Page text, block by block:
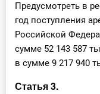
Предусмотреть в
год поступления
Российской
сумме 52 143 587
в сумме 9 217 940
Статья 3.